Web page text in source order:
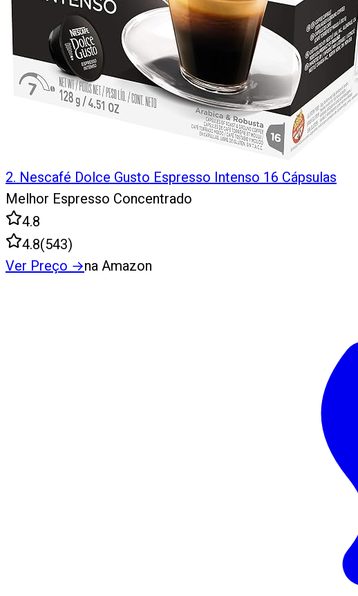
2. Nescafé Dolce Gusto Espresso Intenso 16 Cápsulas
Melhor Espresso Concentrado
4.8
4.8(543)
Ver Preço →na Amazon